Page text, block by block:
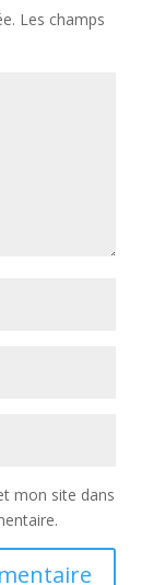
Les champs
mon site dans